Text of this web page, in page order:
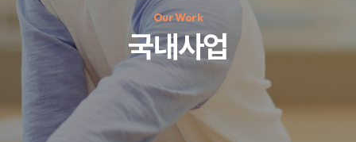
인기 키워드
#정기후원
#하트플레이스#캠페인#팬덤후원
Our Work
국내사업